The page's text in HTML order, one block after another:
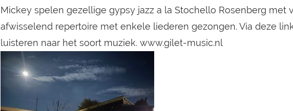
Mickey spelen gezellige gypsy jazz a la Stochello Rosenberg met
afwisselend repertoire met enkele liederen gezongen. Via deze
luisteren naar het soort muziek. www.gilet-music.nl